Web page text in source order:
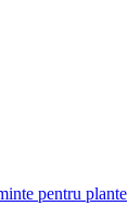
pentru plante